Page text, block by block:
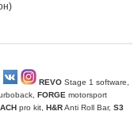
REVO Stage 1 software,
FORGE motorsport
pro kit,H&RAnti Roll Bar,S3